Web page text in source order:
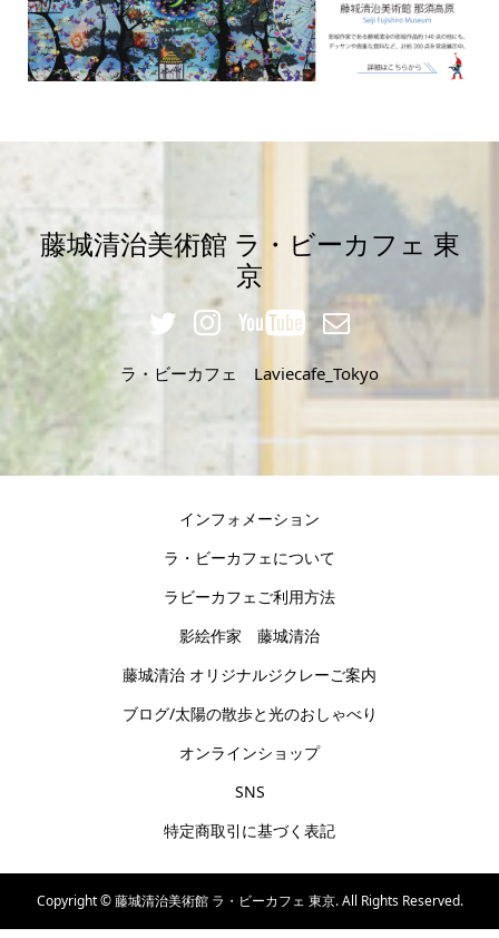
藤城清治美術館 ラ・ビーカフェ 東
京
ラ・ビーカフェ Laviecafe_Tokyo
インフォメーション
ラ・ビーカフェについて
ラビーカフェご利用方法
影絵作家 藤城清治
藤城清治 オリジナルジクレーご案内
ブログ/太陽の散歩と光のおしゃべり
オンラインショップ
SNS
特定商取引に基づく表記
Copyright ©藤城清治美術館 ラ・ビーカフェ 東京. All Rights Reserved.